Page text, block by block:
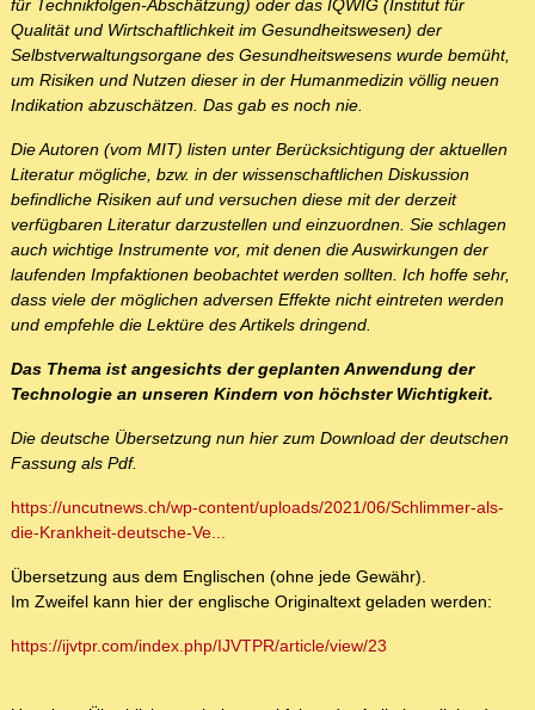
für Technikfolgen-Abschätzung) oder das IQWIG (Institut für
Qualität und Wirtschaftlichkeit im Gesundheitswesen) der
Selbstverwaltungsorgane des Gesundheitswesens wurde bemüht,
um Risiken und Nutzen dieser in der Humanmedizin völlig neuen
Indikation abzuschätzen. Das gab es noch nie.
Die Autoren (vom MIT) listen unter Berücksichtigung der aktuellen
Literatur mögliche, bzw. in der wissenschaftlichen Diskussion
befindliche Risiken auf und versuchen diese mit der derzeit
verfügbaren Literatur darzustellen und einzuordnen. Sie schlagen
auch wichtige Instrumente vor, mit denen die Auswirkungen der
laufenden Impfaktionen beobachtet werden sollten. Ich hoffe sehr,
dass viele der möglichen adversen Effekte nicht eintreten werden
und empfehle die Lektüre des Artikels dringend.
Das Thema ist angesichts der geplanten Anwendung der
Technologie an unseren Kindern von höchster Wichtigkeit.
Die deutsche Übersetzung nun hier zum Download der deutschen
Fassung als Pdf.
https://uncutnews.ch/wp-content/uploads/2021/06/Schlimmer-als-
die-Krankheit-deutsche-Ve...
Übersetzung aus dem Englischen (ohne jede Gewähr).
Im Zweifel kann hier der englische Originaltext geladen werden:
https://ijvtpr.com/index.php/IJVTPR/article/view/23